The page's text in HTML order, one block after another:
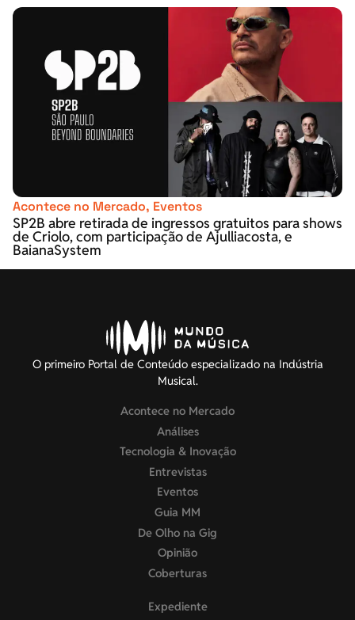
Acontece no Mercado, Eventos
SP2B abre retirada de ingressos gratuitos para shows
de Criolo, com participação de Ajulliacosta, e
BaianaSystem
O primeiro Portal de Conteúdo especializado na Indústria
Musical.
Acontece no Mercado
Análises
Tecnologia & Inovação
Entrevistas
Eventos
Guia MM
De Olho na Gig
Opinião
Coberturas
Expediente